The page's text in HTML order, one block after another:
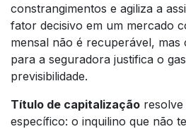
constrangimentos e agiliza a
fator decisivo em um mercado
mensal não é recuperável,
para a seguradora justifica o
previsibilidade.
Título de capitalização
específico: o inquilino que não